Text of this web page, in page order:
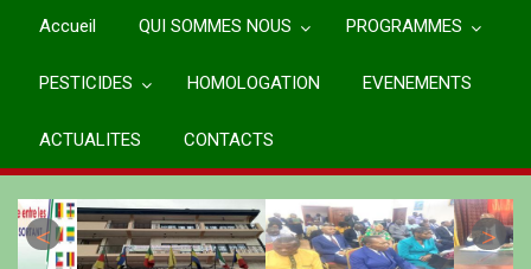
Accueil QUI SOMMES NOUS PROGRAMMES
PESTICIDES HOMOLOGATION EVENEMENTS
ACTUALITES CONTACTS